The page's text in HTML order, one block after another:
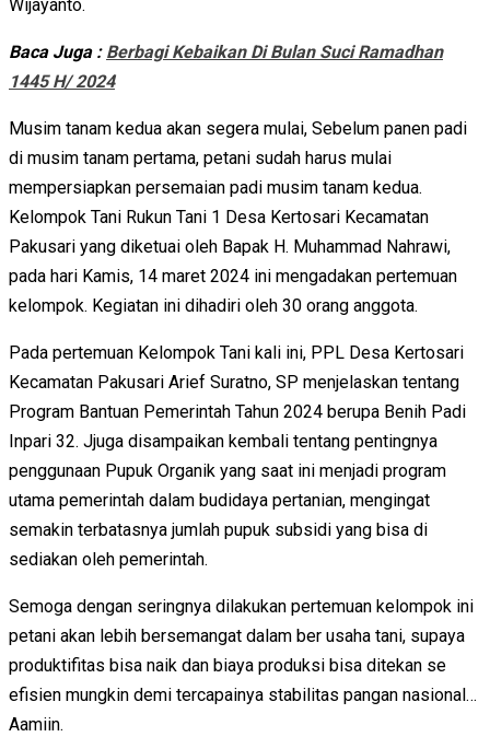
Wijayanto.
Baca Juga : Berbagi Kebaikan Di Bulan Suci Ramadhan
1445 H/ 2024
Musim tanam kedua akan segera mulai, Sebelum panen padi
di musim tanam pertama, petani sudah harus mulai
mempersiapkan persemaian padi musim tanam kedua.
Kelompok Tani Rukun Tani 1 Desa Kertosari Kecamatan
Pakusari yang diketuai oleh Bapak H. Muhammad Nahrawi,
pada hari Kamis, 14 maret 2024 ini mengadakan pertemuan
kelompok. Kegiatan ini dihadiri oleh 30 orang anggota.
Pada pertemuan Kelompok Tani kali ini, PPL Desa Kertosari
Kecamatan Pakusari Arief Suratno, SP menjelaskan tentang
Program Bantuan Pemerintah Tahun 2024 berupa Benih Padi
Inpari 32. Jjuga disampaikan kembali tentang pentingnya
penggunaan Pupuk Organik yang saat ini menjadi program
utama pemerintah dalam budidaya pertanian, mengingat
semakin terbatasnya jumlah pupuk subsidi yang bisa di
sediakan oleh pemerintah.
Semoga dengan seringnya dilakukan pertemuan kelompok ini
petani akan lebih bersemangat dalam ber usaha tani, supaya
produktifitas bisa naik dan biaya produksi bisa ditekan se
efisien mungkin demi tercapainya stabilitas pangan nasional…
Aamiin.